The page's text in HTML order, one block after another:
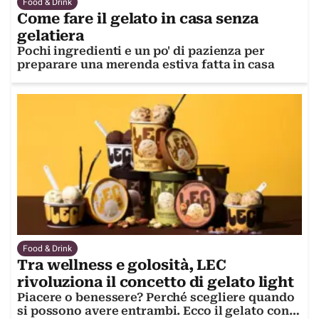
Food & Drink
Come fare il gelato in casa senza
gelatiera
Pochi ingredienti e un po' di pazienza per
preparare una merenda estiva fatta in casa
Food & Drink
Tra wellness e golosità, LEC
rivoluziona il concetto di gelato light
Piacere o benessere? Perché scegliere quando
si possono avere entrambi. Ecco il gelato con